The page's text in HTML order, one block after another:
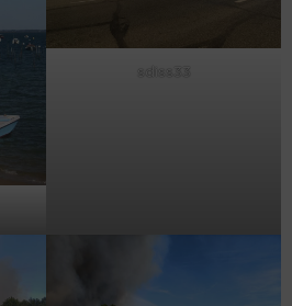
sdiss33